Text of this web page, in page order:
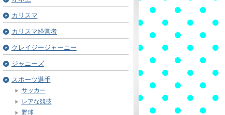
カリスマ
カリスマ経営者
クレイジージャーニー
ジャニーズ
スポーツ選手
サッカー
レアな競技
野球